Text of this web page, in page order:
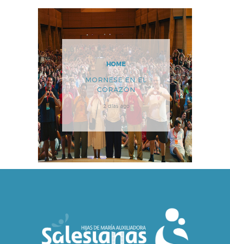
HOME
MORNESE EN EL
CORAZÓN
2 días ago